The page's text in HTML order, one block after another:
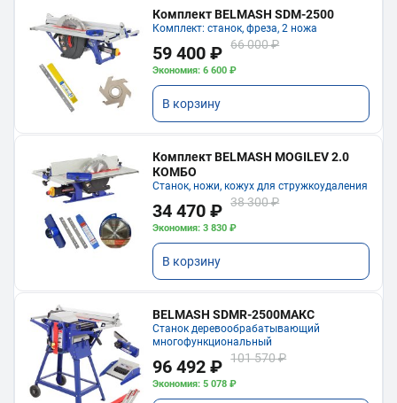
Комплект BELMASH SDM-2500
Комплект: станок, фреза, 2 ножа
59 400 ₽ 66 000 ₽
Экономия: 6 600 ₽
В корзину
Комплект BELMASH MOGILEV 2.0
КОМБО
Станок, ножи, кожух для стружкоудаления
34 470 ₽ 38 300 ₽
Экономия: 3 830 ₽
В корзину
BELMASH SDMR-2500МАКС
Станок деревообрабатывающий
многофункциональный
96 492 ₽ 101 570 ₽
Экономия: 5 078 ₽